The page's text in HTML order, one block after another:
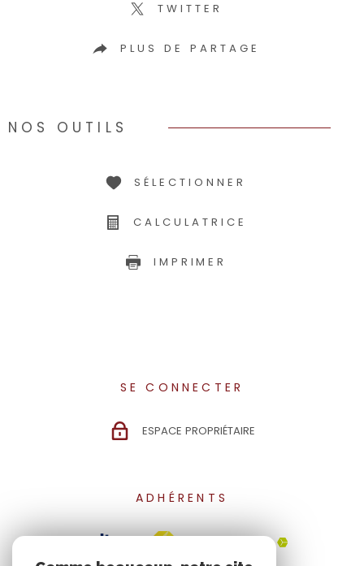
TWITTER
PLUS DE PARTAGE
NOS OUTILS
SÉLECTIONNER
CALCULATRICE
IMPRIMER
SE CONNECTER
ESPACE PROPRIÉTAIRE
ADHÉRENTS